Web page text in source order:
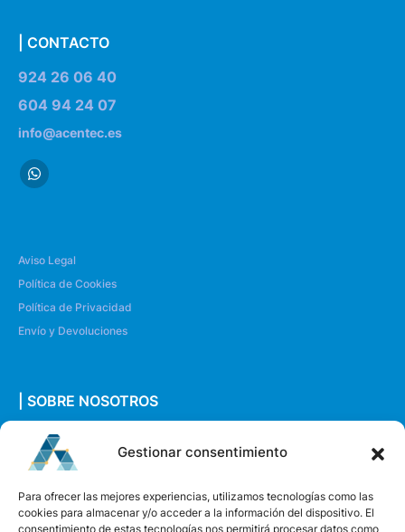
Gestionar consentimiento
Para ofrecer las mejores experiencias, utilizamos tecnologías como las
cookies para almacenar y/o acceder a la información del dispositivo. El
consentimiento de estas tecnologías nos permitirá procesar datos como
| CONTACTO
924 26 06 40
604 94 24 07
info@acentec.es
Aviso Legal
Política de Cookies
Política de Privacidad
Envío y Devoluciones
| SOBRE NOSOTROS
Quiénes somos
Envíanos un mensaje